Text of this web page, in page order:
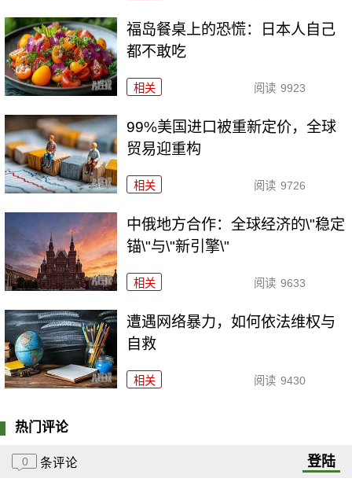
福岛餐桌上的恐慌：日本人自己
都不敢吃
相关 阅读 9923
99%美国进口被重新定价，全球
贸易迎重构
相关 阅读 9726
中俄地方合作：全球经济的\"稳定
锚\"与\"新引擎\"
相关 阅读 9633
遭遇网络暴力，如何依法维权与
自救
相关 阅读 9430
热门评论
0 条评论 登陆